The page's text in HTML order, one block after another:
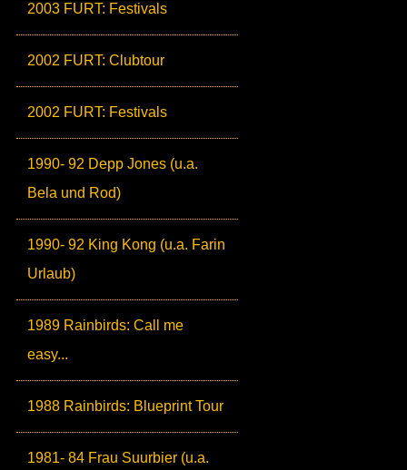
2003 FURT: Festivals
2002 FURT: Clubtour
2002 FURT: Festivals
1990- 92 Depp Jones (u.a.
Bela und Rod)
1990- 92 King Kong (u.a. Farin
Urlaub)
1989 Rainbirds: Call me
easy...
1988 Rainbirds: Blueprint Tour
1981- 84 Frau Suurbier (u.a.